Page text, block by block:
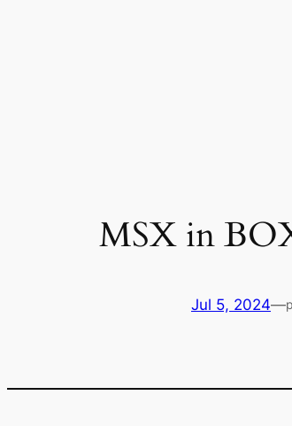
MSX in
Jul 5, 2024—